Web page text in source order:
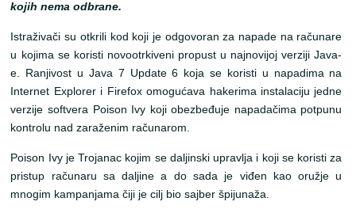
kojih nema odbrane.
Istraživači su otkrili kod koji je odgovoran za napade na računare
u kojima se koristi novootrkiveni propust u najnovijoj verziji Java-
e. Ranjivost u Java 7 Update 6 koja se koristi u napadima na
Internet Explorer i Firefox omogućava hakerima instalaciju jedne
verzije softvera Poison Ivy koji obezbeđuje napadačima potpunu
kontrolu nad zaraženim računarom.
Poison Ivy je Trojanac kojim se daljinski upravlja i koji se koristi za
pristup računaru sa daljine a do sada je viđen kao oružje u
mnogim kampanjama čiji je cilj bio sajber špijunaža.